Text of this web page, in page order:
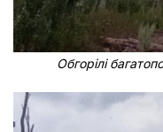
Обгорілі